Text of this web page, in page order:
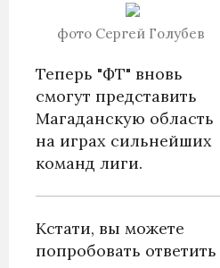
фото Сергей Голубев
Теперь "ФТ" вновь
смогут представить
Магаданскую область
на играх сильнейших
команд лиги.
Кстати, вы можете
попробовать ответить